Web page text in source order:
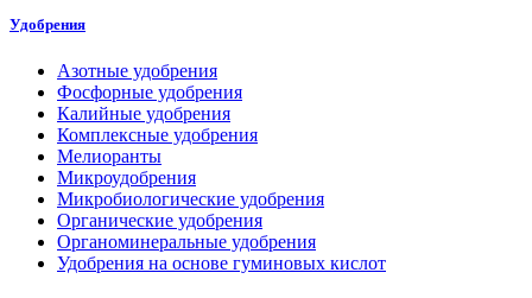
Удобрения
Азотные удобрения
Фосфорные удобрения
Калийные удобрения
Комплексные удобрения
Мелиоранты
Микроудобрения
Микробиологические удобрения
Органические удобрения
Органоминеральные удобрения
Удобрения на основе гуминовых кислот